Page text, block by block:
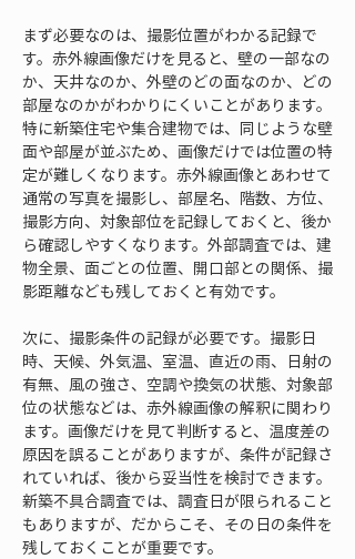
まず必要なのは、撮影位置がわかる記録で
す。赤外線画像だけを見ると、壁の一部なの
か、天井なのか、外壁のどの面なのか、どの
部屋なのかがわかりにくいことがあります。
特に新築住宅や集合建物では、同じような壁
面や部屋が並ぶため、画像だけでは位置の特
定が難しくなります。赤外線画像とあわせて
通常の写真を撮影し、部屋名、階数、方位、
撮影方向、対象部位を記録しておくと、後か
ら確認しやすくなります。外部調査では、建
物全景、面ごとの位置、開口部との関係、撮
影距離なども残しておくと有効です。
次に、撮影条件の記録が必要です。撮影日
時、天候、外気温、室温、直近の雨、日射の
有無、風の強さ、空調や換気の状態、対象部
位の状態などは、赤外線画像の解釈に関わり
ます。画像だけを見て判断すると、温度差の
原因を誤ることがありますが、条件が記録さ
れていれば、後から妥当性を検討できます。
新築不具合調査では、調査日が限られること
もありますが、だからこそ、その日の条件を
残しておくことが重要です。